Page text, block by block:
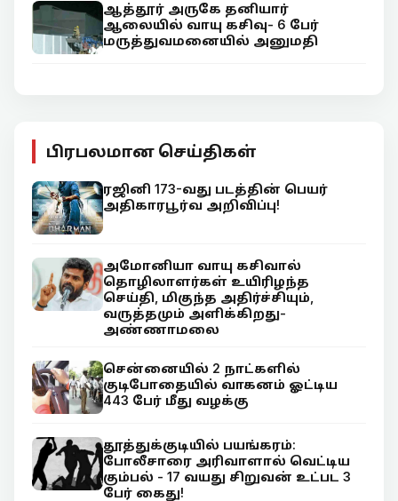
ஆத்தூர் அருகே தனியார்
ஆலையில் வாயு கசிவு- 6 பேர்
மருத்துவமனையில் அனுமதி
பிரபலமான செய்திகள்
ரஜினி 173-வது படத்தின் பெயர்
அதிகாரபூர்வ அறிவிப்பு!
அமோனியா வாயு கசிவால்
தொழிலாளர்கள் உயிரிழந்த
செய்தி, மிகுந்த அதிர்ச்சியும்,
வருத்தமும் அளிக்கிறது-
அண்ணாமலை
சென்னையில் 2 நாட்களில்
குடிபோதையில் வாகனம் ஓட்டிய
443 பேர் மீது வழக்கு
தூத்துக்குடியில் பயங்கரம்:
போலீசாரை அரிவாளால் வெட்டிய
கும்பல் - 17 வயது சிறுவன் உட்பட 3
பேர் கைது!